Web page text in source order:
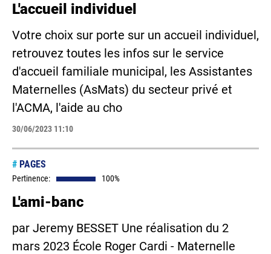
L'accueil individuel
Votre choix sur porte sur un accueil individuel,
retrouvez toutes les infos sur le service
d'accueil familiale municipal, les Assistantes
Maternelles (AsMats) du secteur privé et
l'ACMA, l'aide au cho
30/06/2023 11:10
# PAGES
Pertinence: 100%
L'ami-banc
par Jeremy BESSET Une réalisation du 2
mars 2023 École Roger Cardi - Maternelle